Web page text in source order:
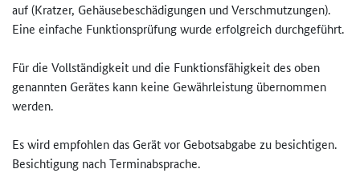
auf (Kratzer, Gehäusebeschädigungen und Verschmutzungen).
Eine einfache Funktionsprüfung wurde erfolgreich durchgeführt.
Für die Vollständigkeit und die Funktionsfähigkeit des oben
genannten Gerätes kann keine Gewährleistung übernommen
werden.
Es wird empfohlen das Gerät vor Gebotsabgabe zu besichtigen.
Besichtigung nach Terminabsprache.